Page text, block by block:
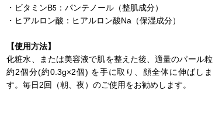
・ビタミンB5 ：パンテノール（整肌成分）
・ヒアルロン酸：ヒアルロン酸Na（保湿成分）
【使用方法】
化粧水、または美容液で肌を整えた後、適量のパール粒
約2個分(約0.3g×2個) を手に取り、顔全体に伸ばしま
す。毎日2回（朝、夜）のご使用をお勧めします。